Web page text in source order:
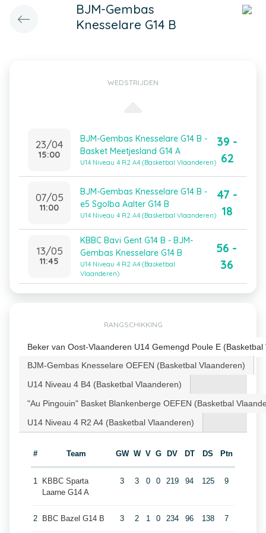
BJM-Gembas
Knesselare G14 B
WEDSTRIJDEN
23/04
15:00
BJM-Gembas Knesselare G14 B -
Basket Meetjesland G14 A
U14 Niveau 4 R2 A4 (Basketbal Vlaanderen)
39 -
62
07/05
11:00
BJM-Gembas Knesselare G14 B -
e5 Sgolba Aalter G14 B
U14 Niveau 4 R2 A4 (Basketbal Vlaanderen)
47 -
18
13/05
11:45
KBBC Bavi Gent G14 B - BJM-
Gembas Knesselare G14 B
U14 Niveau 4 R2 A4 (Basketbal
Vlaanderen)
56 -
36
RANGSCHIKKING
Beker van Oost-Vlaanderen U14 Gemengd Poule E (Basketbal
BJM-Gembas Knesselare OEFEN (Basketbal Vlaanderen)
U14 Niveau 4 B4 (Basketbal Vlaanderen)
"Au Pingouin" Basket Blankenberge OEFEN (Basketbal
U14 Niveau 4 R2 A4 (Basketbal Vlaanderen)
# Team GW W V G DV DT DS Ptn
1
KBBC Sparta
Laarne G14 A
3 3 0 0 219 94 125 9
2 BBC Bazel G14 B 3 2 1 0 234 96 138 7